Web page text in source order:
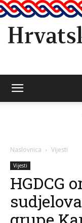
Naslovnica Vijesti
Vijesti
HGDCG